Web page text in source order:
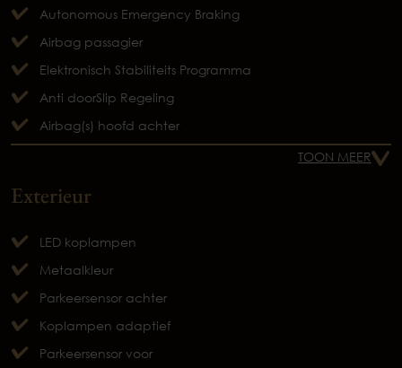
Autonomous Emergency Braking
Airbag passagier
Elektronisch Stabiliteits Programma
Anti doorSlip Regeling
Airbag(s) hoofd achter
TOON MEER
Exterieur
LED koplampen
Metaalkleur
Parkeersensor achter
Koplampen adaptief
Parkeersensor voor